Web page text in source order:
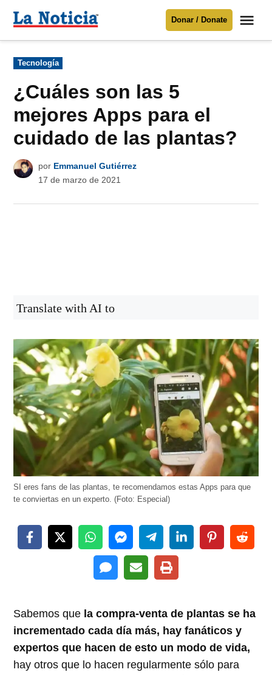
Para mantenerte informado necesitamos
Donar
contenido
Noticia
Donar / Donate
Publicado
en
Tecnología
¿Cuáles son las 5
mejores Apps para el
cuidado de las plantas?
por Emmanuel Gutiérrez
17 de marzo de 2021
Translate with AI to
SI eres fans de las plantas, te recomendamos estas Apps para que
te conviertas en un experto. (Foto: Especial)
Sabemos que la compra-venta de plantas se ha
incrementado cada día más, hay fanáticos y
expertos que hacen de esto un modo de vida,
hay otros que lo hacen regularmente sólo para